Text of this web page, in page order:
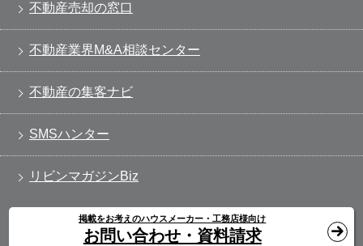
不動産売却の窓口
不動産業界M&A相談センター
不動産の集客ナビ
SMSハンター
リビンマガジンBiz
掲載をお考えのハウスメーカー・工務店様向け
お問い合わせ・資料請求